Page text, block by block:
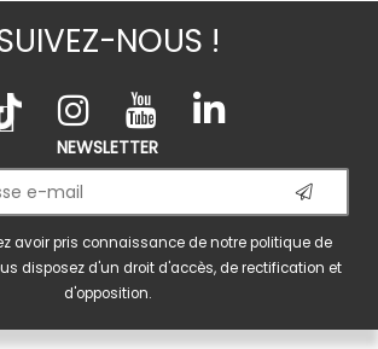
NOUS !
NEWSLETTER
avoir pris connaissance de notrepolitique de
disposez d'un droit d'accès, de rectification et
d'opposition.